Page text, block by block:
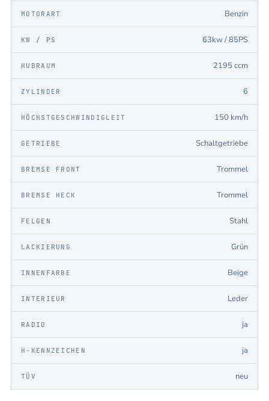
MOTORART Benzin
KW / PS 63kw / 85PS
HUBRAUM 2195 ccm
ZYLINDER 6
HÖCHSTGESCHWINDIGLEIT 150 km/h
GETRIEBE Schaltgetriebe
BREMSE FRONT Trommel
BREMSE HECK Trommel
FELGEN Stahl
LACKIERUNG Grün
INNENFARBE Beige
INTERIEUR Leder
RADIO ja
H-KENNZEICHEN ja
TÜV neu